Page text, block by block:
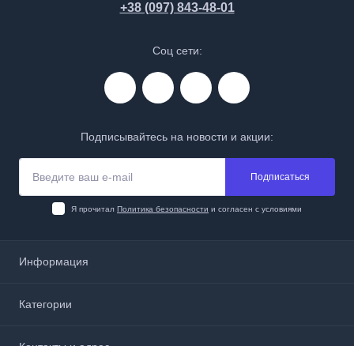
+38 (097) 843-48-01
Соц сети:
Подписывайтесь на новости и акции:
Подписаться
Я прочитал Политика безопасности и согласен с условиями
Информация
Доставка и оплата
Категории